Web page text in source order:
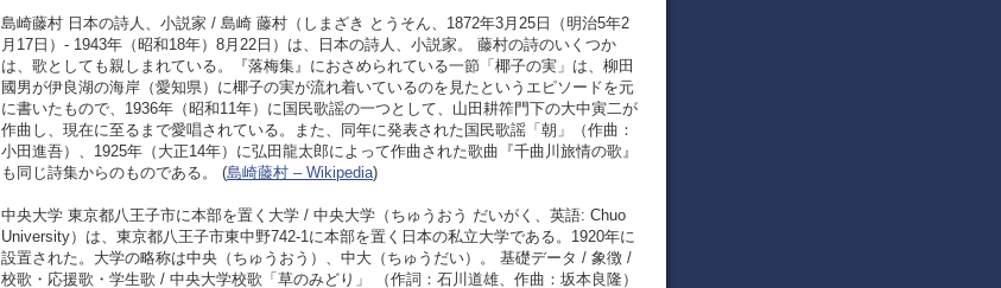
島崎藤村 日本の詩人、小説家 / 島崎 藤村（しまざき とうそん、1872年3月25日（明治5年2
月17日）- 1943年（昭和18年）8月22日）は、日本の詩人、小説家。 藤村の詩のいくつか
は、歌としても親しまれている。『落梅集』におさめられている一節「椰子の実」は、柳田
國男が伊良湖の海岸（愛知県）に椰子の実が流れ着いているのを見たというエピソードを元
に書いたもので、1936年（昭和11年）に国民歌謡の一つとして、山田耕筰門下の大中寅二が
作曲し、現在に至るまで愛唱されている。また、同年に発表された国民歌謡「朝」（作曲：
小田進吾）、1925年（大正14年）に弘田龍太郎によって作曲された歌曲『千曲川旅情の歌』
も同じ詩集からのものである。 (島崎藤村 – Wikipedia)
中央大学 東京都八王子市に本部を置く大学 / 中央大学（ちゅうおう だいがく、英語: Chuo
University）は、東京都八王子市東中野742-1に本部を置く日本の私立大学である。1920年に
設置された。大学の略称は中央（ちゅうおう）、中大（ちゅうだい）。 基礎データ / 象徴 /
校歌・応援歌・学生歌 / 中央大学校歌「草のみどり」 （作詞：石川道雄、作曲：坂本良隆）